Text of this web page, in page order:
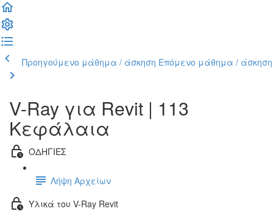
Προηγούμενο μάθημα / άσκηση Επόμενο μάθημα / άσκηση
V-Ray για Revit | 113
Κεφάλαια
ΟΔΗΓΙΕΣ
Λήψη Αρχείων
Υλικά του V-Ray Revit